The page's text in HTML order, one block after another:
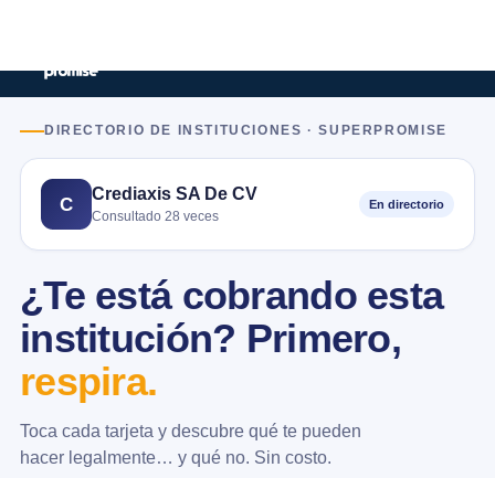
DIRECTORIO DE INSTITUCIONES · SUPERPROMISE
C
Crediaxis SA De CV
Consultado 28 veces
En directorio
¿Te está cobrando esta
institución? Primero,
respira.
Toca cada tarjeta y descubre qué te pueden
hacer legalmente… y qué no. Sin costo.